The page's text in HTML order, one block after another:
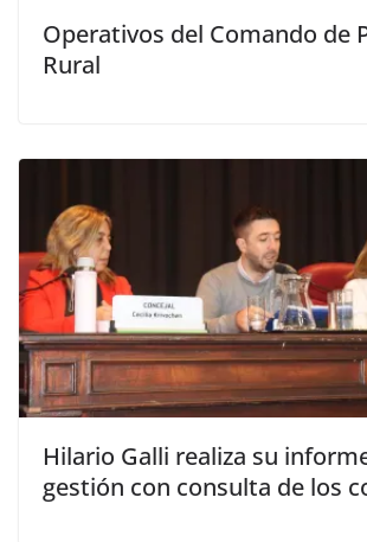
Operativos del Comando de
Rural
Hilario Galli realiza su
gestión con consulta de los